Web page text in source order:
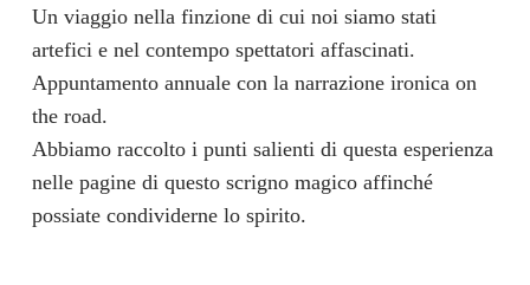
Un viaggio nella finzione di cui noi siamo stati
artefici e nel contempo spettatori affascinati.
Appuntamento annuale con la narrazione ironica on
the road.
Abbiamo raccolto i punti salienti di questa esperienza
nelle pagine di questo scrigno magico affinché
possiate condividerne lo spirito.